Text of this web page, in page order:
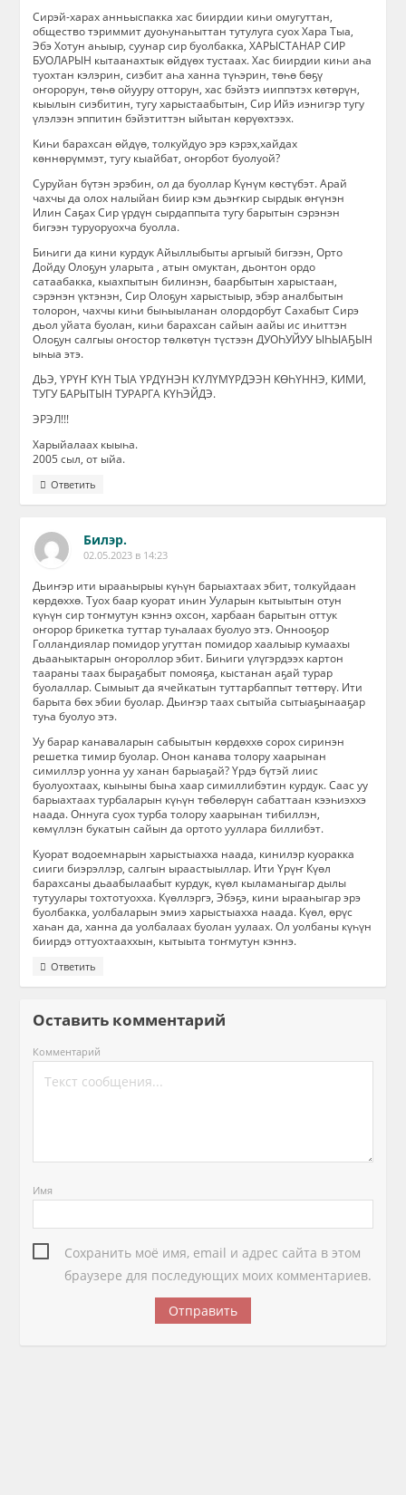
Сирэй-харах анньыспакка хас биирдии киһи омугуттан,
общество тэриммит дуоһунаһыттан тутулуга суох Хара Тыа,
Эбэ Хотун аһыыр, суунар сир буолбакка, ХАРЫСТАНАР СИР
БУОЛАРЫН кытаанахтык өйдүөх тустаах. Хас биирдии киһи аһа
туохтан кэлэрин, сиэбит аһа ханна түһэрин, төһө бөҕү
оҥорорун, төһө ойууру отторун, хас бэйэтэ ииппэтэх көтөрүн,
кыылын сиэбитин, тугу харыстаабытын, Сир Ийэ иэнигэр тугу
үлэлээн эппитин бэйэтиттэн ыйытан көрүөхтээх.
Киһи барахсан өйдүө, толкуйдуо эрэ кэрэх,хайдах
көннөрүммэт, тугу кыайбат, оҥорбот буолуой?
Суруйан бүтэн эрэбин, ол да буоллар Күнүм көстүбэт. Арай
чахчы да олох налыйан биир кэм дьэҥкир сырдык өҥүнэн
Илин Саҕах Сир үрдүн сырдаппыта тугу барытын сэрэнэн
бигээн туруоруохча буолла.
Биһиги да кини курдук Айыллыбыты аргыый бигээн, Орто
Дойду Олоҕун уларыта , атын омуктан, дьонтон ордо
сатаабакка, кыахпытын билинэн, баарбытын харыстаан,
сэрэнэн үктэнэн, Сир Олоҕун харыстыыр, эбэр аналбытын
толорон, чахчы киһи быһыыланан олордорбут Сахабыт Сирэ
дьол уйата буолан, киһи барахсан сайын аайы ис иһиттэн
Олоҕун салгыы оҥостор төлкөтүн түстээн ДУОҺУЙУУ ЫҺЫАҔЫН
ыһыа этэ.
ДЬЭ, ҮРҮҤ КҮН ТЫА ҮРДҮНЭН КҮЛҮМҮРДЭЭН КӨҺҮННЭ, КИМИ,
ТУГУ БАРЫТЫН ТУРАРГА КҮҺЭЙДЭ.
ЭРЭЛ!!!
Харыйалаах кыыһа.
2005 сыл, от ыйа.
Ответить
Билэр.
02.05.2023 в 14:23
Дьиҥэр ити ырааһырыы күһүн барыахтаах эбит, толкуйдаан
көрдөххө. Туох баар куорат иһин Ууларын кытыытын отун
күһүн сир тоҥмутун кэннэ охсон, харбаан барытын оттук
оҥорор брикетка туттар туһалаах буолуо этэ. Оннооҕор
Голландиялар помидор угуттан помидор хаалыыр кумаахы
дьааһыктарын оҥороллор эбит. Биһиги үлүгэрдээх картон
таараны таах быраҕабыт помояҕа, кыстанан аҕай турар
буолаллар. Сымыыт да ячейкатын туттарбаппыт төттөрү. Ити
барыта бөх эбии буолар. Дьиҥэр таах сытыйа сытыаҕынааҕар
туһа буолуо этэ.
Уу барар канаваларын сабыытын көрдөххө сорох сиринэн
решетка тимир буолар. Онон канава толору хаарынан
симиллэр уонна уу ханан барыаҕай? Үрдэ бүтэй лиис
буолуохтаах, кыһыны быһа хаар симиллибэтин курдук. Саас уу
барыахтаах турбаларын күһүн төбөлөрүн сабаттаан кээһиэххэ
наада. Оннуга суох турба толору хаарынан тибиллэн,
көмүллэн букатын сайын да ортото ууллара биллибэт.
Куорат водоемнарын харыстыахха наада, кинилэр куоракка
сииги биэрэллэр, салгын ыраастыыллар. Ити Үрүҥ Күөл
барахсаны дьаабылаабыт курдук, күөл кыламаныгар дылы
тутуулары тохтотуохха. Күөллэргэ, Эбэҕэ, кини ырааһыгар эрэ
буолбакка, уолбаларын эмиэ харыстыахха наада. Күөл, өрүс
хаһан да, ханна да уолбалаах буолан уулаах. Ол уолбаны күһүн
биирдэ оттуохтааххын, кытыыта тоҥмутун кэннэ.
Ответить
Оставить комментарий
Комментарий
Имя
Сохранить моё имя, email и адрес сайта в этом
браузере для последующих моих комментариев.